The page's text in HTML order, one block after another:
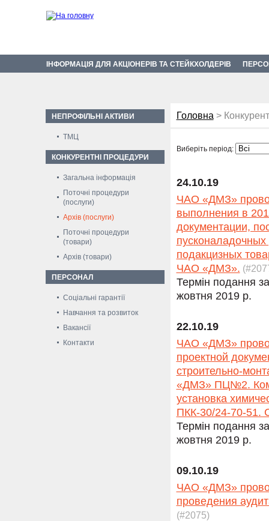
ІНФОРМАЦІЯ ДЛЯ АКЦІОНЕРІВ ТА СТЕЙКХОЛДЕРІВ
НЕПРОФІЛЬНІ АКТИВИ
ТМЦ
КОНКУРЕНТНІ ПРОЦЕДУРИ
Загальна інформація
Поточні процедури
(послуги)
Архів (послуги)
Поточні процедури
(товари)
Архів (товари)
ПЕРСОНАЛ
Соціальні гарантії
Навчання та розвиток
Вакансії
Контакти
Головна >
Виберіть період:
24.10.19
ЧАО «ДМЗ»
выполнения в
документации,
подакцизных
ЧАО «ДМЗ».
Термін подання
жовтня 2019 р.
22.10.19
ЧАО «ДМЗ»
проектной
строительно-
«ДМЗ» ПЦ№2.
установка
ПКК-30/24-70-51.
Термін подання
жовтня 2019 р.
09.10.19
ЧАО «ДМЗ»
проведения
(#2075)